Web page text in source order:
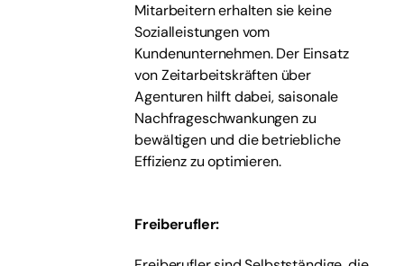
Mitarbeitern erhalten sie keine
Sozialleistungen vom
Kundenunternehmen. Der Einsatz
von Zeitarbeitskräften über
Agenturen hilft dabei, saisonale
Nachfrageschwankungen zu
bewältigen und die betriebliche
Effizienz zu optimieren.
Freiberufler: